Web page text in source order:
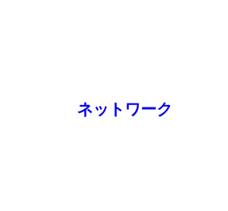
ネットワーク